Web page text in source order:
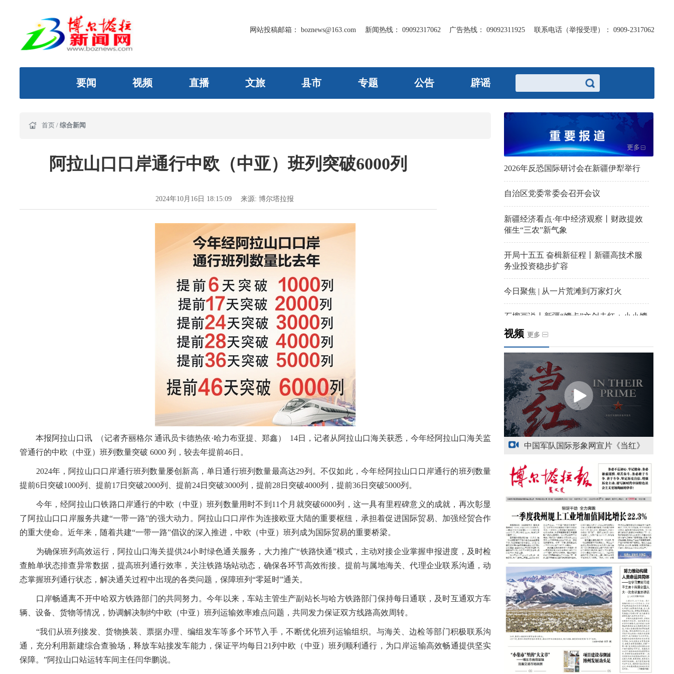
网站投稿邮箱：boznews@163.com 新闻热线： 09092317062 广告热线：09092311925 联系电话（举报受理）： 0909-2317062
要闻 视频 直播 文旅 县市 专题 公告 辟谣
首页 / 综合新闻
阿拉山口口岸通行中欧（中亚）班列突破6000列
2024年10月16日 18:15:09 来源: 博尔塔拉报
本报阿拉山口讯 （记者齐丽格尔 通讯员卡德热依·哈力布亚提、郑鑫） 14日，记者从阿拉山口海关获悉，今年经阿拉山口海关监
管通行的中欧（中亚）班列数量突破 6000 列，较去年提前46日。
2024年，阿拉山口口岸通行班列数量屡创新高，单日通行班列数量最高达29列。不仅如此，今年经阿拉山口口岸通行的班列数量
提前6日突破1000列、提前17日突破2000列、提前24日突破3000列，提前28日突破4000列，提前36日突破5000列。
今年，经阿拉山口铁路口岸通行的中欧（中亚）班列数量用时不到11个月就突破6000列，这一具有里程碑意义的成就，再次彰显
了阿拉山口口岸服务共建“一带一路”的强大动力。阿拉山口口岸作为连接欧亚大陆的重要枢纽，承担着促进国际贸易、加强经贸合作
的重大使命。近年来，随着共建“一带一路”倡议的深入推进，中欧（中亚）班列成为国际贸易的重要桥梁。
为确保班列高效运行，阿拉山口海关提供24小时绿色通关服务，大力推广“铁路快通”模式，主动对接企业掌握申报进度，及时检
查舱单状态排查异常数据，提高班列通行效率，关注铁路场站动态，确保各环节高效衔接。提前与属地海关、代理企业联系沟通，动
态掌握班列通行状态，解决通关过程中出现的各类问题，保障班列“零延时”通关。
口岸畅通离不开中哈双方铁路部门的共同努力。今年以来，车站主管生产副站长与哈方铁路部门保持每日通联，及时互通双方车
辆、设备、货物等情况，协调解决制约中欧（中亚）班列运输效率难点问题，共同发力保证双方线路高效周转。
“我们从班列接发、货物换装、票据办理、编组发车等多个环节入手，不断优化班列运输组织。与海关、边检等部门积极联系沟
通，充分利用新建综合查验场，释放车站接发车能力，保证平均每日21列中欧（中亚）班列顺利通行，为口岸运输高效畅通提供坚实
保障。”阿拉山口站运转车间主任闫华鹏说。
更多
2026年反恐国际研讨会在新疆伊犁举行
自治区党委常委会召开会议
新疆经济看点·年中经济观察丨财政提效
催生“三农”新气象
开局十五五 奋楫新征程丨新疆高技术服
务业投资稳步扩容
今日聚焦 | 从一片荒滩到万家灯火
石榴画说丨新疆“馕卡”文创走红：小小馕
饼变身城市文旅IP名片
天山观察丨暑期AI研学热，孩子们究竟学
到什么
给祖国“镶金边”！G219+G331描绘新疆风
光与发展新画卷
新疆多点发力完善水利基础设施
援疆心语｜千里赴疆 以影像微光护百姓
视频 更多
中国军队国际形象网宣片《当红》